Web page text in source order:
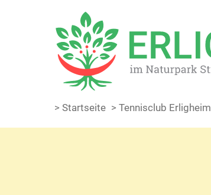
> Startseite > Tennisclub Erligheim